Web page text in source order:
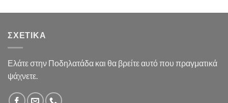
ΣΧΕΤΙΚΆ
Ελάτε στην Ποδηλατάδα και θα βρείτε αυτό που πραγματικά
ψάχνετε.